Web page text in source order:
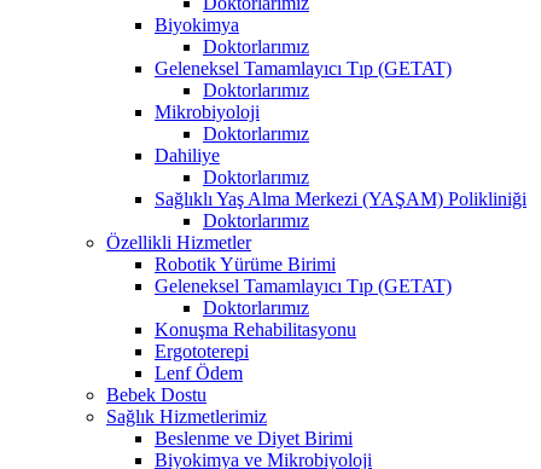
Biyokimya
Doktorlarımız
Geleneksel Tamamlayıcı Tıp (GETAT)
Doktorlarımız
Mikrobiyoloji
Doktorlarımız
Dahiliye
Doktorlarımız
Sağlıklı Yaş Alma Merkezi (YAŞAM) Polikliniği
Doktorlarımız
Özellikli Hizmetler
Robotik Yürüme Birimi
Geleneksel Tamamlayıcı Tıp (GETAT)
Doktorlarımız
Konuşma Rehabilitasyonu
Ergototerepi
Lenf Ödem
Bebek Dostu
Sağlık Hizmetlerimiz
Beslenme ve Diyet Birimi
Biyokimya ve Mikrobiyoloji